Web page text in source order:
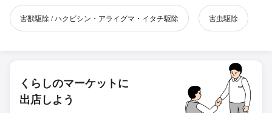
害獣駆除 / ハクビシン・アライグマ・イタチ駆除 害虫駆除
くらしのマーケットに
出店しよう